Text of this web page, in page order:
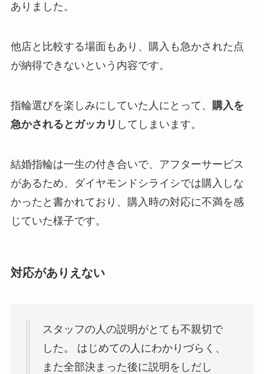
ありました。
他店と比較する場面もあり、購入も急かされた点
が納得できないという内容です。
指輪選びを楽しみにしていた人にとって、 購入を
急かされるとガッカリ してしまいます。
結婚指輪は一生の付き合いで、アフターサービス
があるため、ダイヤモンドシライシでは購入しな
かったと書かれており、購入時の対応に不満を感
じていた様子です。
対応がありえない
スタッフの人の説明がとても不親切で
した。 はじめての人にわかりづらく、
また全部決まった後に説明をしだし